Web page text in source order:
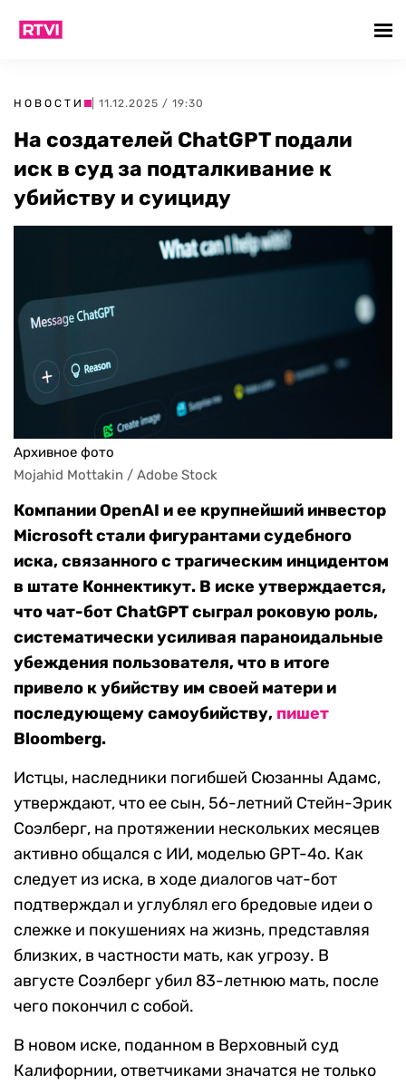
НОВОСТИ | 11.12.2025 / 19:30
На создателей ChatGPT подали
иск в суд за подталкивание к
убийству и суициду
Архивное фото
Mojahid Mottakin / Adobe Stock
Компании OpenAI и ее крупнейший инвестор
Microsoft стали фигурантами судебного
иска, связанного с трагическим инцидентом
в штате Коннектикут. В иске утверждается,
что чат-бот ChatGPT сыграл роковую роль,
систематически усиливая параноидальные
убеждения пользователя, что в итоге
привело к убийству им своей матери и
последующему самоубийству, пишет
Bloomberg.
Истцы, наследники погибшей Сюзанны Адамс,
утверждают, что ее сын, 56-летний Стейн-Эрик
Соэлберг, на протяжении нескольких месяцев
активно общался с ИИ, моделью GPT-4o. Как
следует из иска, в ходе диалогов чат-бот
подтверждал и углублял его бредовые идеи о
слежке и покушениях на жизнь, представляя
близких, в частности мать, как угрозу. В
августе Соэлберг убил 83-летнюю мать, после
чего покончил с собой.
В новом иске, поданном в Верховный суд
Калифорнии, ответчиками значатся не только